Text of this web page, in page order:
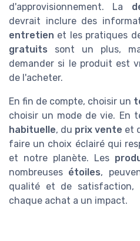
d'approvisionnement. La
devrait inclure des
entretien et les pratiques
gratuits sont un plus,
demander si le produit est
de l'acheter.
En fin de compte, choisir un
choisir un mode de vie. En
habituelle, du prix vente et
faire un choix éclairé qui
et notre planète. Les
nombreuses étoiles,
qualité et de satisfaction,
chaque achat a un impact.